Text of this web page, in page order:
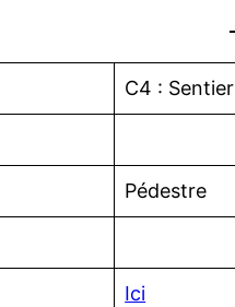
C4 :
Pédestre
Ici